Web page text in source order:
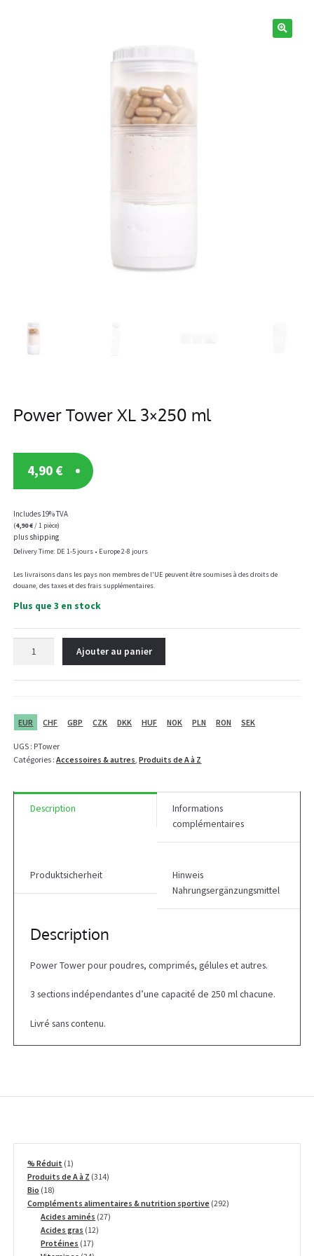
Power Tower XL 3×250 ml
4,90 €
Includes 19% TVA
(4,90€/ 1 pièce)
plus shipping
Delivery Time: DE 1-5 jours • Europe 2-8 jours
Les livraisons dans les pays non membres de l'UE peuvent être soumises à des droits de
douane, des taxes et des frais supplémentaires.
Plus que 3 en stock
3x250
Ajouter au panier
EUR CHF GBP CZK DKK HUF NOK PLN RON SEK
UGS : PTower
Catégories :Accessoires & autres ,Produits de A à Z
Description
Informations
complémentaires
Produktsicherheit
Hinweis
Nahrungsergänzungsmittel
Description
Power Tower pour poudres, comprimés, gélules et autres.
3 sections indépendantes d’une capacité de 250 ml chacune.
Livré sans contenu.
% Réduit 11
produit
Produits de A à Z 314314
Bio 1818
produits
Compléments alimentaires & nutrition sportive 292292
Acides aminés 2727
Acides gras 1212
Protéines 1717